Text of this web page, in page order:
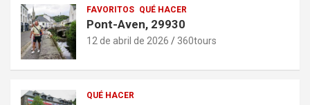
FAVORITOS QUÉ HACER
Pont-Aven, 29930
12 de abril de 2026 360tours
QUÉ HACER